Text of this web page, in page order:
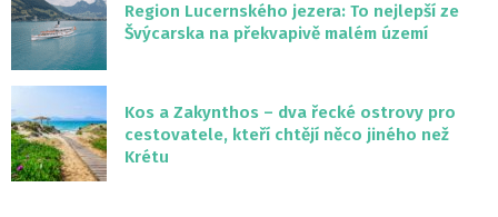
Region Lucernského jezera: To nejlepší ze
Švýcarska na překvapivě malém území
Kos a Zakynthos – dva řecké ostrovy pro
cestovatele, kteří chtějí něco jiného než
Krétu